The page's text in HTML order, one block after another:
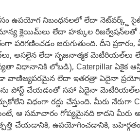
ఉపయోగ నిబంధనలలో లేదా నెట్‌వర్క్డ్ సైట్
క్లెయిమ్‌లు లేదా హక్కుల రిజర్వేషన్‌లతో
జరుగుతుంది. దీని
అసలైన లేదా సృజనాత్మక
విధానానికి లోబడి), Caterpillar ఏకైక
వాణిజ్యపరమైన లేదా ఇతరత్రా ఏదైనా
పోస్ట్ చేయడంతో సహా ఏదైనా మెటీరియల్‌లను
రద్దు చేస్తుంది. మీరు నేరుగా
ఆ సమాచారం గోప్యమైనది కాదని మీరు
చేయడానికి, ఉపయోగించడానికి,